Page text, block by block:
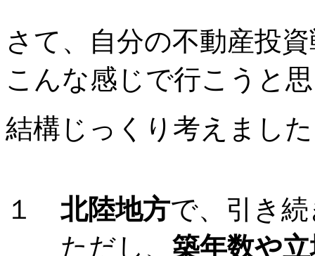
さて、自分の不動産投
こんな感じで行こうと
結構じっくり考えまし
１ 北陸地方で、引き
ただし、 築年数や